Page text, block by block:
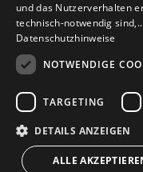
und das Nutzerverhalten
technisch-notwendig sind,...
Datenschutzhinweise
NOTWENDIGE
TARGETING
DETAILS ANZEIGEN
ALLE